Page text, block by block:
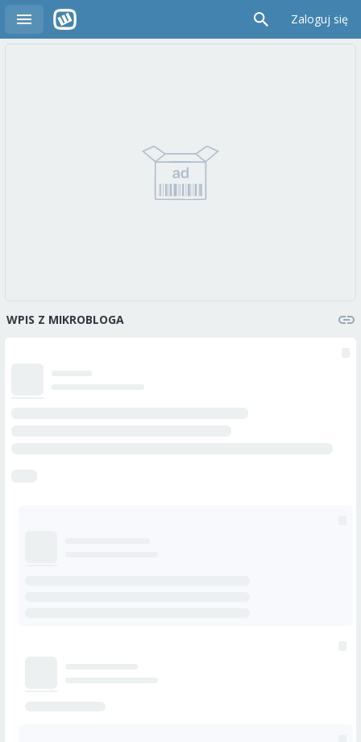
Zaloguj się
WPIS Z MIKROBLOGA